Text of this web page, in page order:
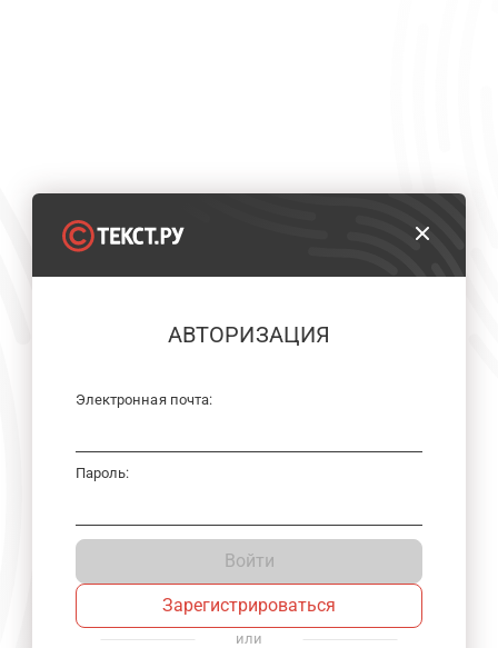
АВТОРИЗАЦИЯ
Электронная почта:
Пароль:
Войти
Зарегистрироваться
или